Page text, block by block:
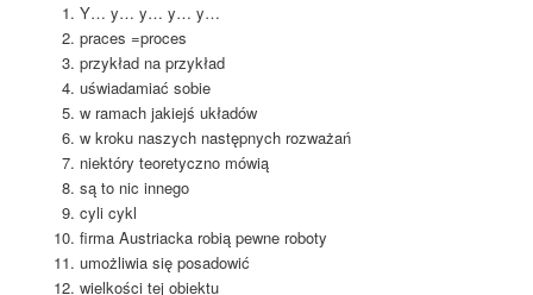
Y… y… y… y… y…
praces =proces
przykład na przykład
uświadamiać sobie
w ramach jakiejś układów
w kroku naszych następnych rozważań
niektóry teoretyczno mówią
są to nic innego
cyli cykl
firma Austriacka robią pewne roboty
umożliwia się posadowić
wielkości tej obiektu